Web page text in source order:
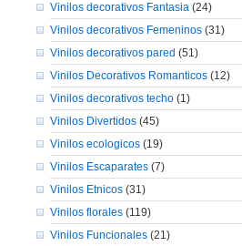
Vinilos decorativos Fantasia(24)
Vinilos decorativos Femeninos(31)
Vinilos decorativos pared (51)
Vinilos Decorativos Romanticos(12)
Vinilos decorativos techo(1)
Vinilos Divertidos(45)
Vinilos ecologicos(19)
Vinilos Escaparates(7)
Vinilos Etnicos(31)
Vinilos florales(119)
Vinilos Funcionales(21)